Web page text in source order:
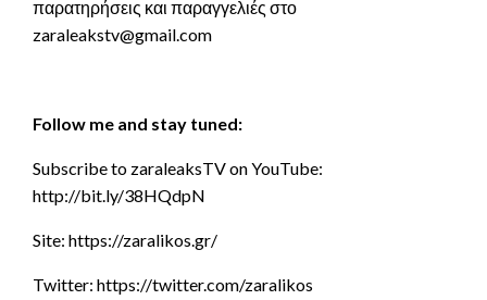
παρατηρήσεις και παραγγελιές στο
zaraleakstv@gmail.com
Follow me and stay tuned:
Subscribe to zaraleaksTV on YouTube:
http://bit.ly/38HQdpN
Site: https://zaralikos.gr/
Twitter: https://twitter.com/zaralikos